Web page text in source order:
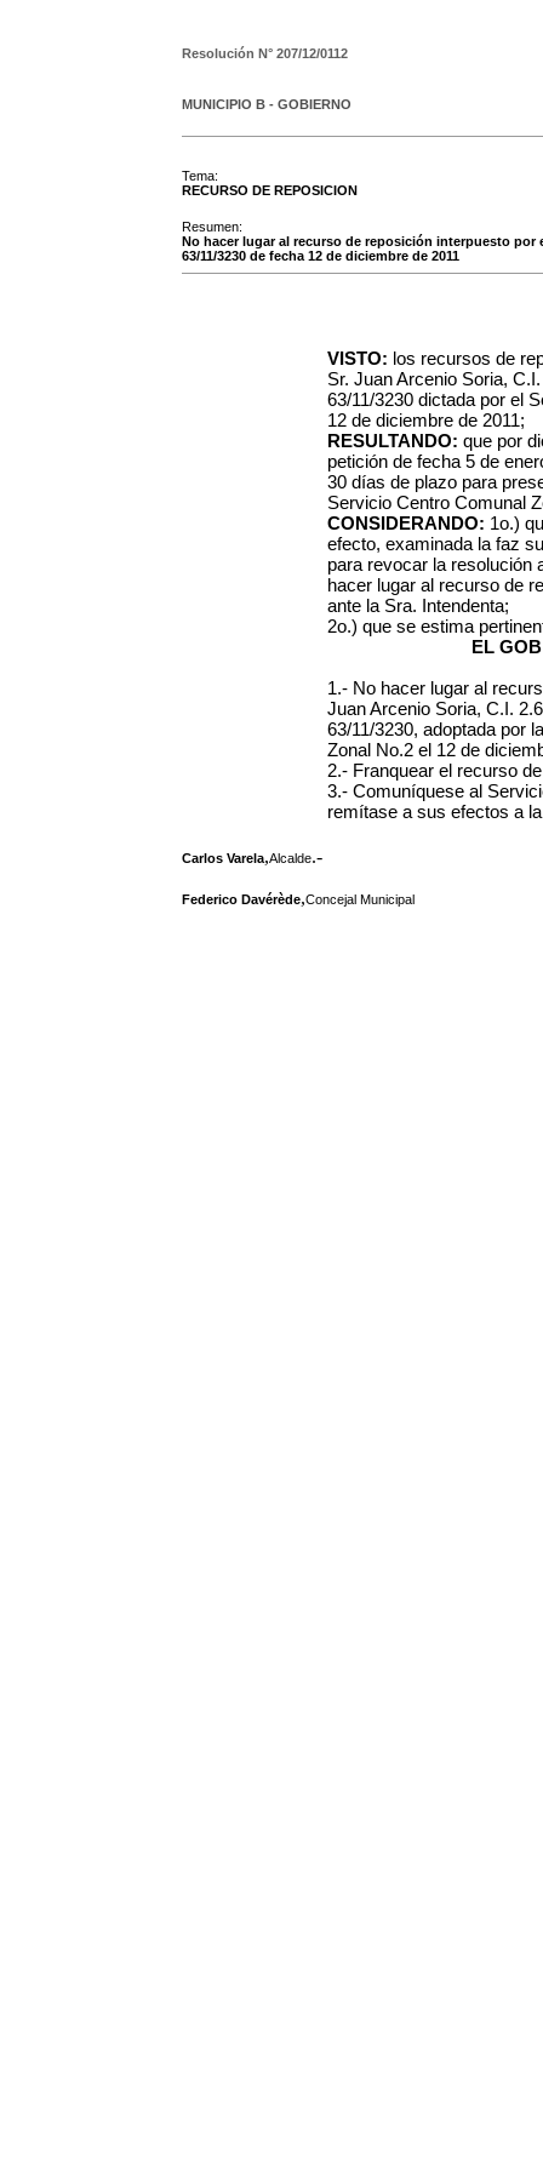
Resolución N° 207/12/0112
MUNICIPIO B - GOBIERNO
Tema:
RECURSO DE REPOSICION
Resumen:
No hacer lugar al recurso de reposición interpuesto por
63/11/3230 de fecha 12 de diciembre de 2011
VISTO: los recursos de
Sr. Juan Arcenio Soria,
63/11/3230 dictada por el
12 de diciembre de 2011;
RESULTANDO: que por
petición de fecha 5 de
30 días de plazo para
Servicio Centro Comunal
CONSIDERANDO: 1o.)
efecto, examinada la faz
para revocar la resolución
hacer lugar al recurso de
ante la Sra. Intendenta;
2o.) que se estima
EL
1.- No hacer lugar al
Juan Arcenio Soria, C.I.
63/11/3230, adoptada por
Zonal No.2 el 12 de
2.- Franquear el recurso
3.- Comuníquese al
remítase a sus efectos a
Carlos Varela,Alcalde.-
Federico Davérède,Concejal Municipal